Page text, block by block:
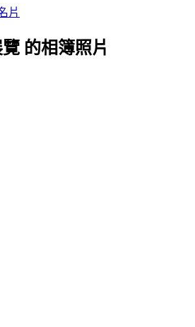
片
的相簿照片